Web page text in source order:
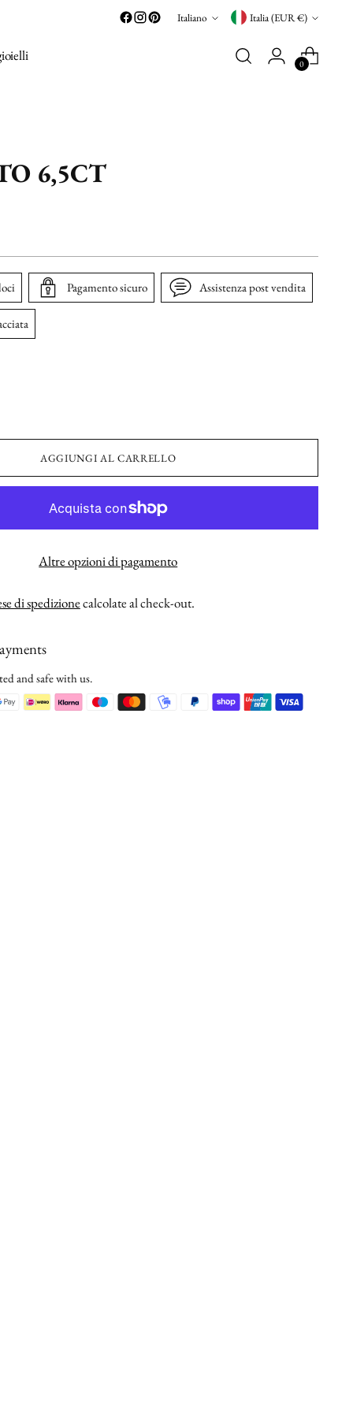
Lingua
Italiano Valuta Italia (EUR €)
0
6,5CT
Pagamento sicuro Assistenza post vendita
AGGIUNGI AL CARRELLO
Altre opzioni di pagamento
di spedizionecalcolate al check-out.
and safe with us.